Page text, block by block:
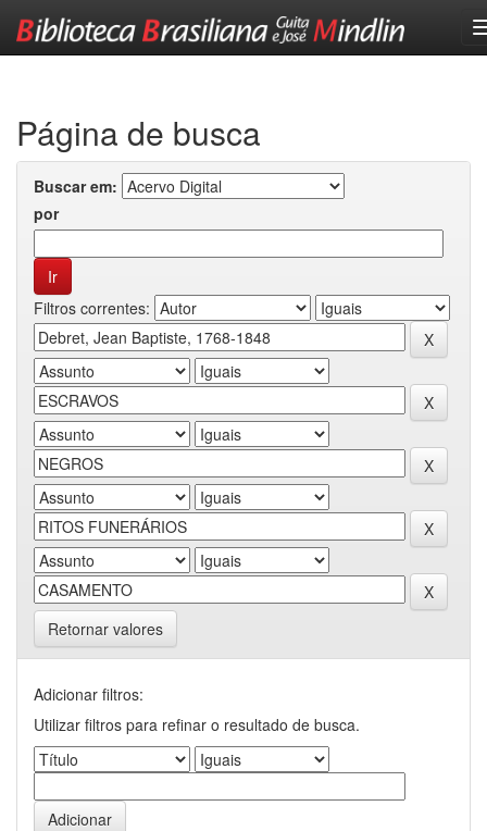
Página de busca
Buscar em:
por
Filtros correntes:
Retornar valores
Adicionar filtros:
Utilizar filtros para refinar o resultado de busca.